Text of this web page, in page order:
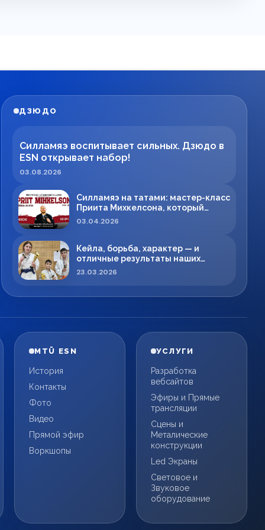
ДЗЮДО
Силламяэ воспитывает сильных. Дзюдо в
ESN открывает набор!
03.08.2026
Силламяэ на татами: мастер-класс
Приита Михкелсона, который
меняет правила игры в регионе
03.04.2026
Кейла, борьба, характер — и
отличные результаты наших
спортсменов!
23.03.2026
MTÜ ESN
История
Контакты
Фото
Видео
Прямой эфир
Воркшопы
УСЛУГИ
Разработка
вебсайтов
Эфиры и Прямые
трансляции
Сцены и
Металические
конструкции
Led Экраны
Световое и
Звуковое
оборудование